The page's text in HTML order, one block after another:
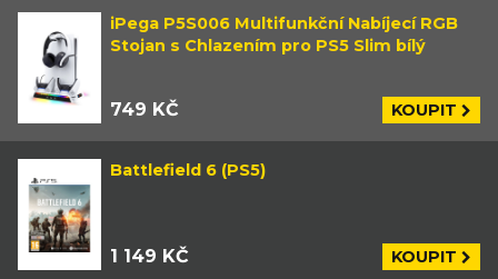
iPega P5S006 Multifunkční Nabíjecí RGB
Stojan s Chlazením pro PS5 Slim bílý
749 KČ KOUPIT
Battlefield 6 (PS5)
1 149 KČ KOUPIT